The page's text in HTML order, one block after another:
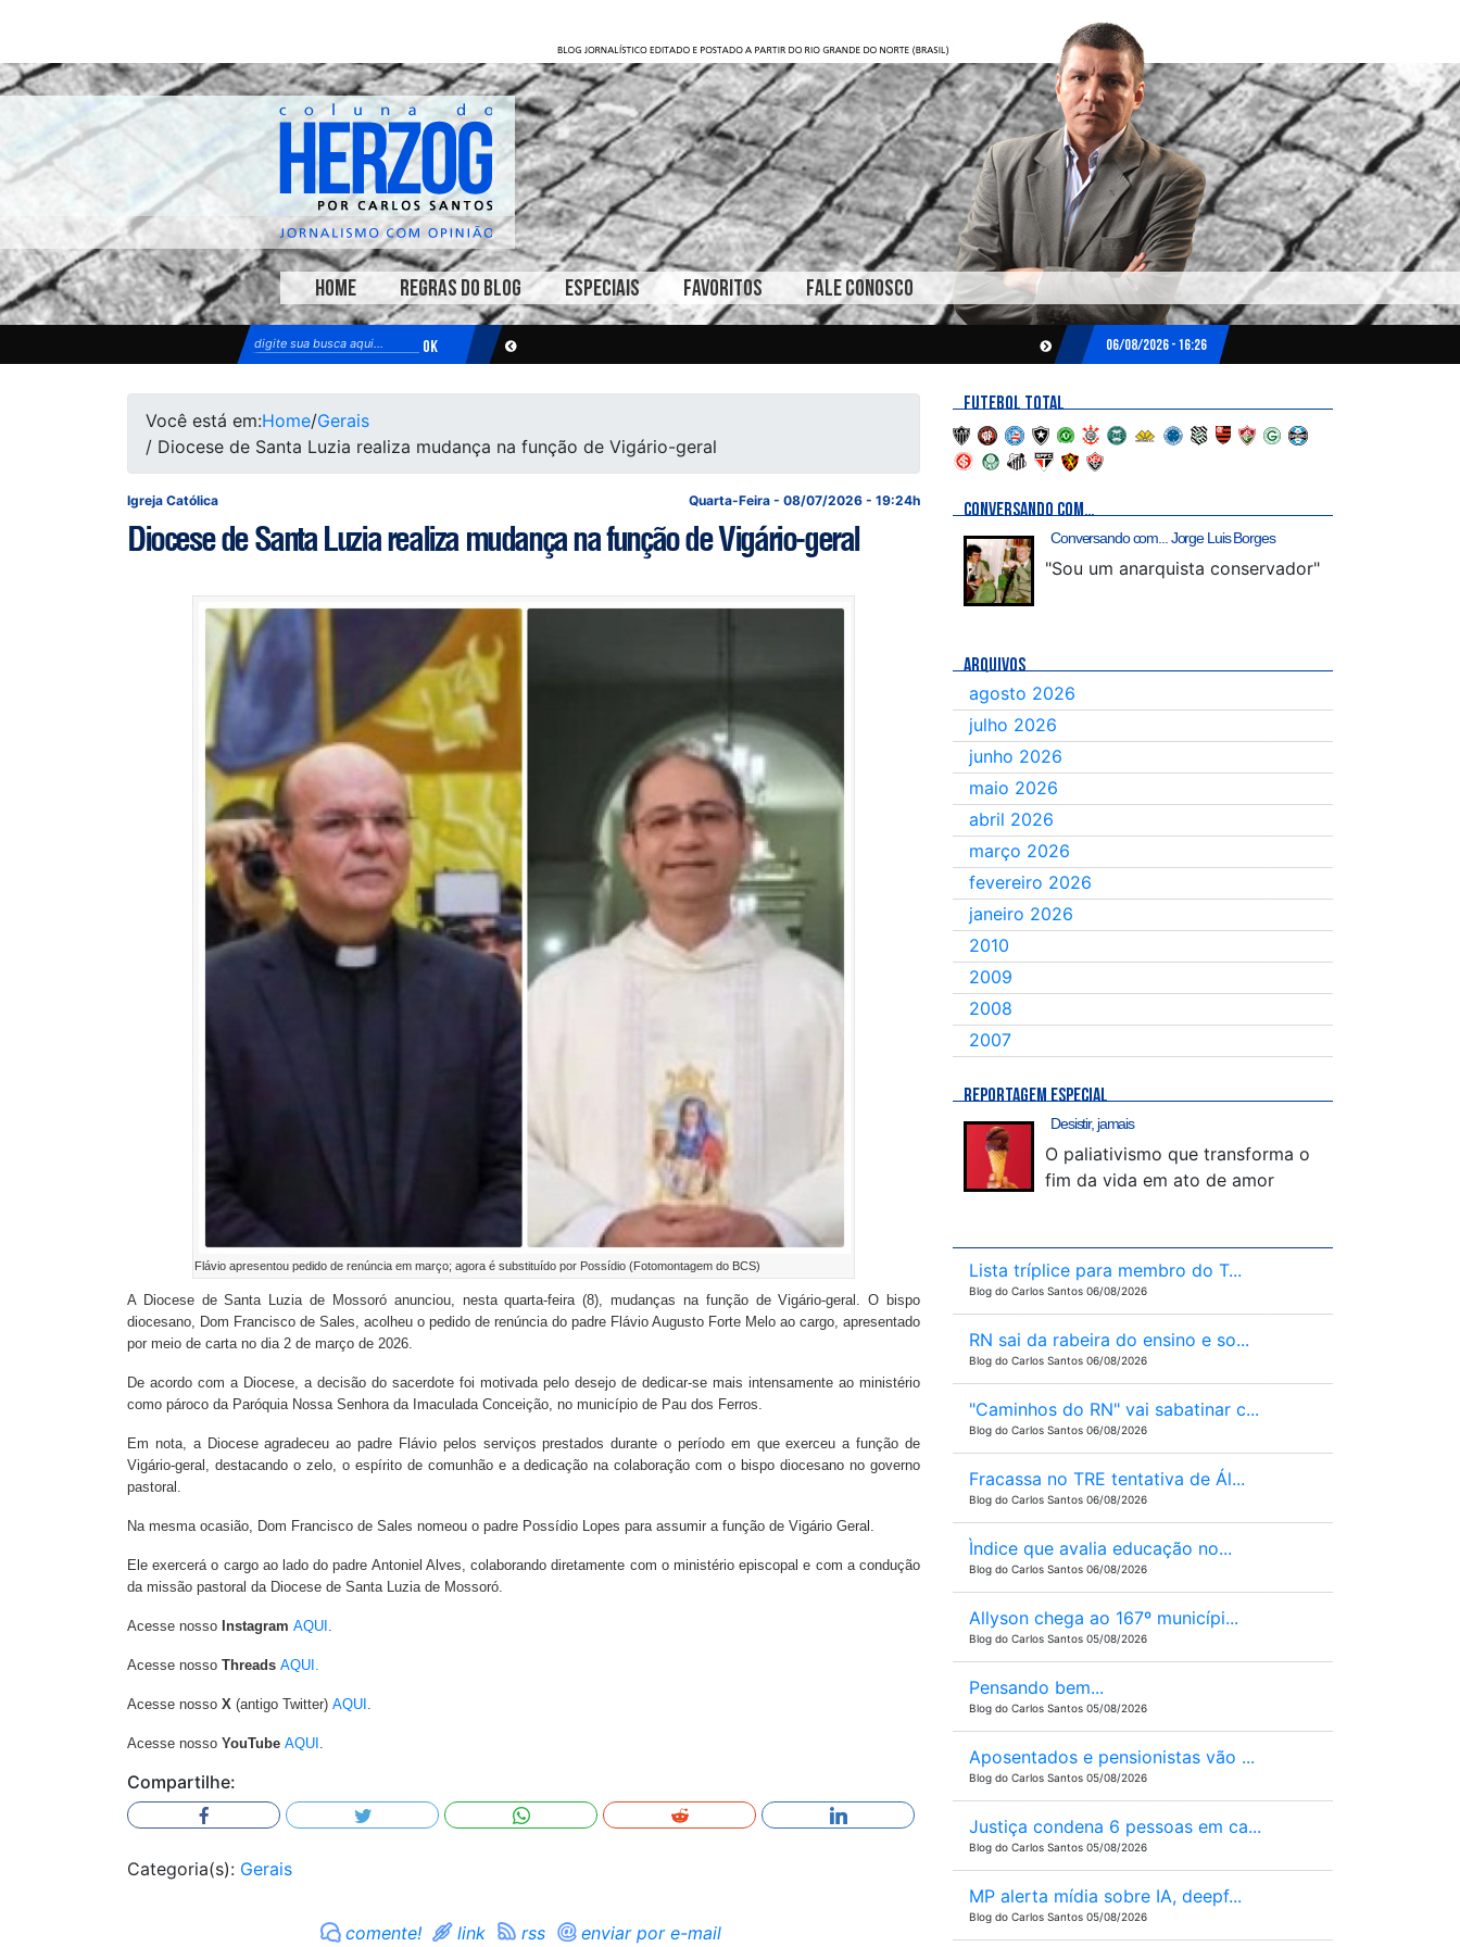
HOME REGRAS DO BLOG ESPECIAIS FAVORITOS FALE CONOSCO
06/08/2026 - 16:26
Você está em:Home/Gerais
/ Diocese de Santa Luzia realiza mudança na função de Vigário-geral
Quarta-Feira - 08/07/2026 - 19:24h
Igreja Católica
Diocese de Santa Luzia realiza mudança na função de Vigário-geral
Flávio apresentou pedido de renúncia em março; agora é substituído por Possídio (Fotomontagem do BCS)
A Diocese de Santa Luzia de Mossoró anunciou, nesta quarta-feira (8), mudanças na função de Vigário-geral. O bispo
diocesano, Dom Francisco de Sales, acolheu o pedido de renúncia do padre Flávio Augusto Forte Melo ao cargo, apresentado
por meio de carta no dia 2 de março de 2026.
De acordo com a Diocese, a decisão do sacerdote foi motivada pelo desejo de dedicar-se mais intensamente ao ministério
como pároco da Paróquia Nossa Senhora da Imaculada Conceição, no município de Pau dos Ferros.
Em nota, a Diocese agradeceu ao padre Flávio pelos serviços prestados durante o período em que exerceu a função de
Vigário-geral, destacando o zelo, o espírito de comunhão e a dedicação na colaboração com o bispo diocesano no governo
pastoral.
Na mesma ocasião, Dom Francisco de Sales nomeou o padre Possídio Lopes para assumir a função de Vigário Geral.
Ele exercerá o cargo ao lado do padre Antoniel Alves, colaborando diretamente com o ministério episcopal e com a condução
da missão pastoral da Diocese de Santa Luzia de Mossoró.
Acesse nosso Instagram AQUI .
Acesse nosso Threads AQUI.
Acesse nosso X (antigo Twitter) AQUI .
Acesse nosso YouTube AQUI .
Compartilhe:
Categoria(s): Gerais
comente! link rss enviar por e-mail
FUTEBOL TOTAL
CONVERSANDO COM…
Conversando com... Jorge Luis Borges
"Sou um anarquista conservador"
ARQUIVOS
agosto 2026
julho 2026
junho 2026
maio 2026
abril 2026
março 2026
fevereiro 2026
janeiro 2026
2010
2009
2008
2007
REPORTAGEM ESPECIAL
Desistir, jamais
O paliativismo que transforma o
fim da vida em ato de amor
Lista tríplice para membro do T...
Blog do Carlos Santos 06/08/2026
RN sai da rabeira do ensino e so...
Blog do Carlos Santos 06/08/2026
"Caminhos do RN" vai sabatinar c...
Blog do Carlos Santos 06/08/2026
Fracassa no TRE tentativa de Ál...
Blog do Carlos Santos 06/08/2026
Ìndice que avalia educação no...
Blog do Carlos Santos 06/08/2026
Allyson chega ao 167º municípi...
Blog do Carlos Santos 05/08/2026
Pensando bem...
Blog do Carlos Santos 05/08/2026
Aposentados e pensionistas vão ...
Blog do Carlos Santos 05/08/2026
Justiça condena 6 pessoas em ca...
Blog do Carlos Santos 05/08/2026
MP alerta mídia sobre IA, deepf...
Blog do Carlos Santos 05/08/2026